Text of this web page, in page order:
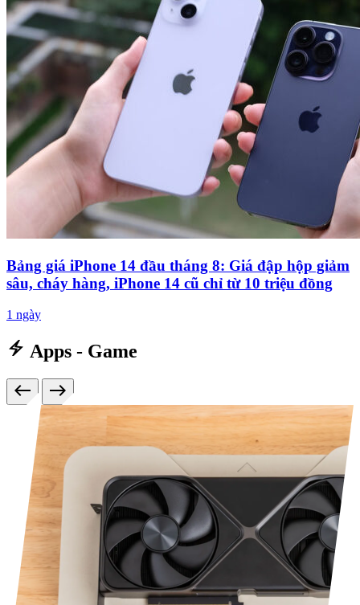
Bảng giá iPhone 14 đầu tháng 8: Giá đập hộp giảm
sâu, cháy hàng, iPhone 14 cũ chỉ từ 10 triệu đồng
1 ngày
electric_bolt Apps - Game
west east